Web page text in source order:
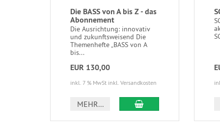
Die BASS von A bis Z - das
Abonnement
Die Ausrichtung: innovativ
und zukunftsweisend Die
Themenhefte „BASS von A
bis...
EUR 130,00
inkl. 7 % MwSt inkl. Versandkosten
MEHR... IN DEN WARENKORB